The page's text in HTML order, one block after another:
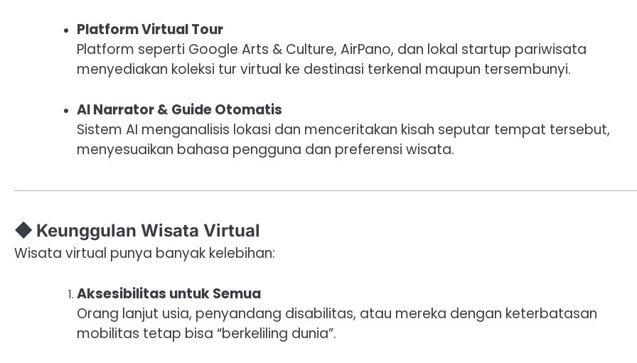
Platform Virtual Tour
Platform seperti Google Arts & Culture, AirPano, dan lokal startup pariwisata
menyediakan koleksi tur virtual ke destinasi terkenal maupun tersembunyi.
AI Narrator & Guide Otomatis
Sistem AI menganalisis lokasi dan menceritakan kisah seputar tempat tersebut,
menyesuaikan bahasa pengguna dan preferensi wisata.
◆ Keunggulan Wisata Virtual
Wisata virtual punya banyak kelebihan:
Aksesibilitas untuk Semua
Orang lanjut usia, penyandang disabilitas, atau mereka dengan keterbatasan
mobilitas tetap bisa “berkeliling dunia”.